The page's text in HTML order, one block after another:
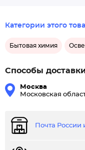
Категории этого
Бытовая химия
Способы
Москва
Московская
Почта России